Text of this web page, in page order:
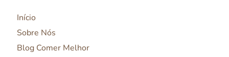
Início
Sobre Nós
Blog Comer Melhor